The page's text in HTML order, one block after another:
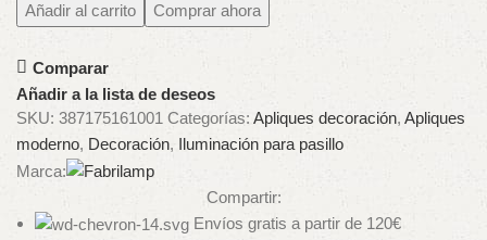
Añadir al carrito Comprar ahora
Comparar
Añadir a la lista de deseos
SKU: 387175161001 Categorías: Apliques decoración, Apliques
moderno, Decoración, Iluminación para pasillo
Marca:
Compartir:
Envíos gratis a partir de 120€